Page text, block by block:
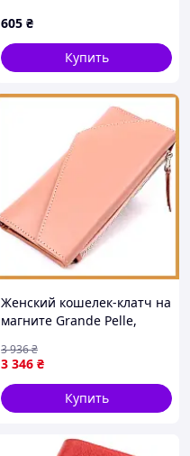
605 ₴
Купить
Женский кошелек-клатч на
магните Grande Pelle,
розовый, 21х10х2 см, 11
слотов для карт
3 346 ₴
3 936₴
Купить